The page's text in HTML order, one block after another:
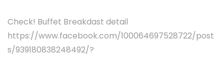
Check! Buffet Breakdast detail
https://www.facebook.com/100064697528722/post
s/939180838248492/?